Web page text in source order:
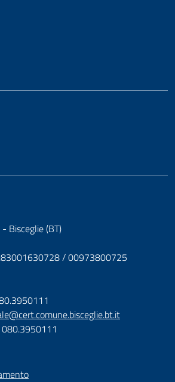
Bisceglie (BT)
/ 00973800725